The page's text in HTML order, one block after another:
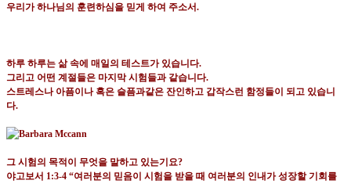
우리가 하나님의 훈련하심을 믿게 하여 주소서.
하루 하루는 삶 속에 매일의 테스트가 있습니다.
그리고 어떤 계절들은 마지막 시험들과 같습니다.
스트레스나 아픔이나 혹은 슬픔과같은 잔인하고 갑작스런 함정들이 되고 있습니
다.
그 시험의 목적이 무엇을 말하고 있는기요?
야고보서 1:3-4 “여러분의 믿음이 시험을 받을 때 여러분의 인내가 성장할 기회를